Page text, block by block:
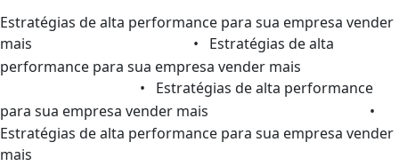
Estratégias de alta performance para sua empresa vender
mais
• Estratégias de alta
performance para sua empresa vender mais
• Estratégias de alta performance
para sua empresa vender mais
•
Estratégias de alta performance para sua empresa vender
mais